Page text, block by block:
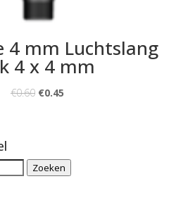
4 mm Luchtslang
4 x 4 mm
€0.60 €0.45
Zoeken